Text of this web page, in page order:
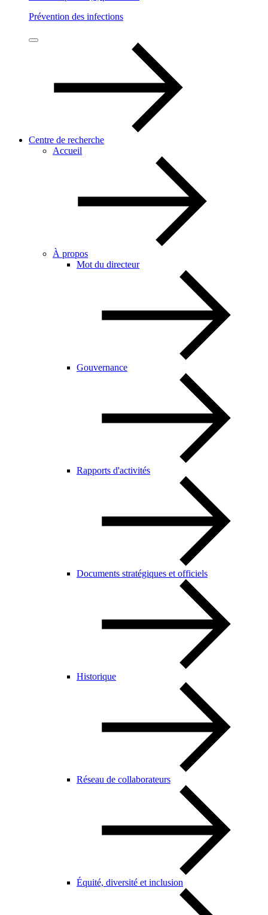
Prévention des infections
Centre de recherche
Accueil
À propos
Mot du directeur
Gouvernance
Rapports d'activités
Documents stratégiques et officiels
Historique
Réseau de collaborateurs
Équité, diversité et inclusion